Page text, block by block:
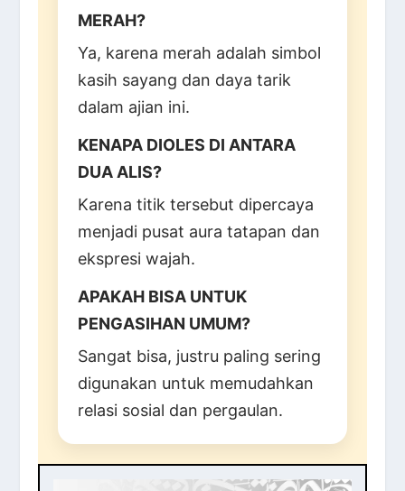
MERAH?
Ya, karena merah adalah simbol
kasih sayang dan daya tarik
dalam ajian ini.
KENAPA DIOLES DI ANTARA
DUA ALIS?
Karena titik tersebut dipercaya
menjadi pusat aura tatapan dan
ekspresi wajah.
APAKAH BISA UNTUK
PENGASIHAN UMUM?
Sangat bisa, justru paling sering
digunakan untuk memudahkan
relasi sosial dan pergaulan.